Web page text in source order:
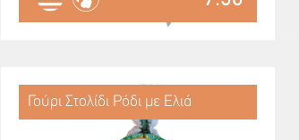
Γούρι Στολίδι Ρόδι με Ελιά